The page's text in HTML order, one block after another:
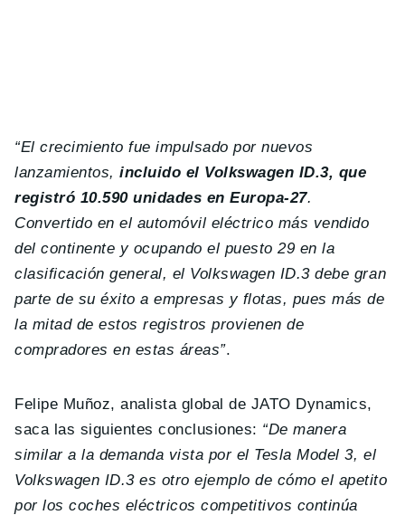
“El crecimiento fue impulsado por nuevos
lanzamientos,incluido el Volkswagen ID.3, que
registró 10.590 unidades en Europa-27.
Convertido en el automóvil eléctrico más vendido
del continente y ocupando el puesto 29 en la
clasificación general, el Volkswagen ID.3 debe gran
parte de su éxito a empresas y flotas, pues más de
la mitad de estos registros provienen de
compradores en estas áreas”.
Felipe Muñoz, analista global de JATO Dynamics,
saca las siguientes conclusiones: “De manera
similar a la demanda vista por el Tesla Model 3, el
Volkswagen ID.3 es otro ejemplo de cómo el apetito
por los coches eléctricos competitivos continúa